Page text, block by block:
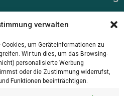
verwalten
um Geräteinformationen zu
Wir tun dies, um das Browsing-
personalisierte Werbung
oder die Zustimmung widerrufst,
Funktionen beeinträchtigen.
z
u